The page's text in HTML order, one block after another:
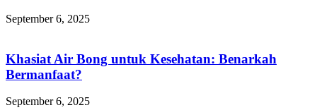
September 6, 2025
Khasiat Air Bong untuk Kesehatan: Benarkah
Bermanfaat?
September 6, 2025